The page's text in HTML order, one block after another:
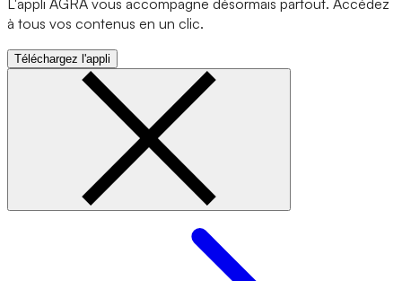
L'appli AGRA vous accompagne désormais partout. Accédez
à tous vos contenus en un clic.
Téléchargez l'appli